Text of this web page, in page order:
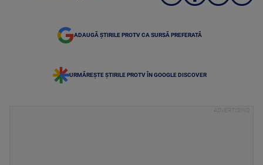
ADAUGĂ ȘTIRILE PROTV CA SURSĂ PREFERATĂ
URMĂREȘTE ȘTIRILE PROTV ÎN GOOGLE DISCOVER